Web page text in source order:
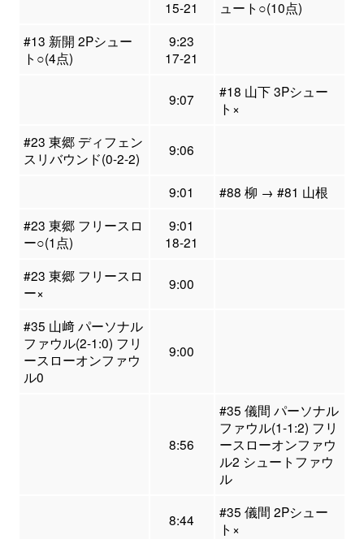
15-21
ュート○(10点)
#13 新開 2Pシュー
ト○(4点)
9:23
17-21
9:07
#18 山下 3Pシュー
ト×
#23 東郷 ディフェン
スリバウンド(0-2-2)
9:06
9:01
#88 柳 → #81 山根
#23 東郷 フリースロ
ー○(1点)
9:01
18-21
#23 東郷 フリースロ
ー×
9:00
#35 山﨑 パーソナル
ファウル(2-1:0) フリ
ースローオンファウ
ル0
9:00
8:56
#35 儀間 パーソナル
ファウル(1-1:2) フリ
ースローオンファウ
ル2 シュートファウ
ル
8:44
#35 儀間 2Pシュー
ト×